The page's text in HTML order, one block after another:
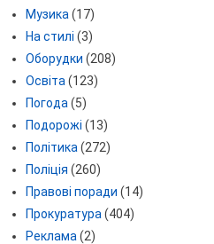
Музика (17)
На стилі (3)
Оборудки (208)
Освіта (123)
Погода (5)
Подорожі (13)
Політика (272)
Поліція (260)
Правові поради (14)
Прокуратура (404)
Реклама (2)